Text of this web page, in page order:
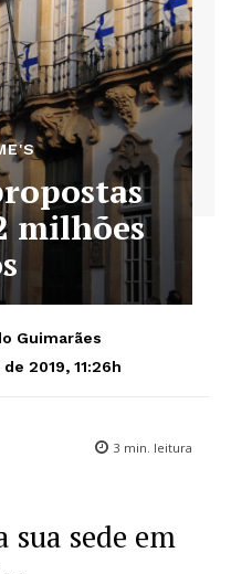
milhões
Guimarães
2019, 11:26h
3 min. leitura
sua sede em